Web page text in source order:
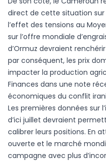
direct de cette situation sur
l’effet des tensions au
sur l’offre mondiale
d’Ormuz devraient
par conséquent, les prix
impacter la production
Finances dans une note
économiques du conflit
Les premières données sur
d’ici juillet devraient
calibrer leurs positions. En
ouverte et le marché
campagne avec plus